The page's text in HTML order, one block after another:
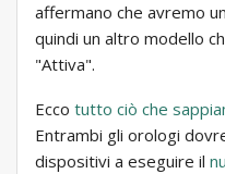
affermano che avremo
quindi un altro modello
"Attiva".
Ecco tutto ciò che
Entrambi gli orologi
dispositivi a eseguire il